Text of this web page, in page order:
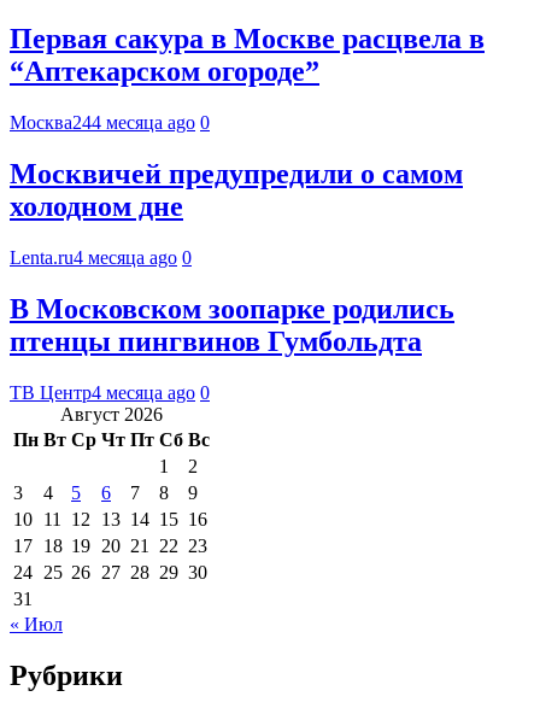
Первая сакура в Москве расцвела в
“Аптекарском огороде”
Москва244 месяца ago 0
Москвичей предупредили о самом
холодном дне
Lenta.ru4 месяца ago 0
В Московском зоопарке родились
птенцы пингвинов Гумбольдта
ТВ Центр4 месяца ago 0
Август 2026
Пн Вт Ср Чт Пт Сб Вс
1
2
3
4 5 6 7 8
9
10 11 12 13 14 15 16
17 18 19 20 21 22 23
24 25 26 27 28 29 30
31
« Июл
Рубрики